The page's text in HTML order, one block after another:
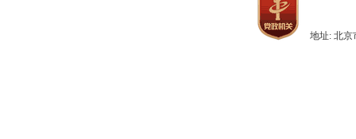
地址: 北京